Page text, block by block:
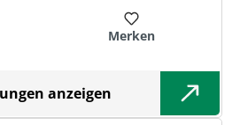
Merken
anzeigen